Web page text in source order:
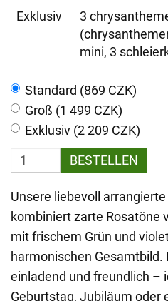
Exklusiv
3
mini, 3
Standard (869 CZK)
Groß (1 499 CZK)
Exklusiv (2 209 CZK)
BESTELLEN
Unsere liebevoll
kombiniert zarte Rosatöne
mit frischem Grün und
harmonischen
einladend und freundlich –
Geburtstag, Jubiläum oder